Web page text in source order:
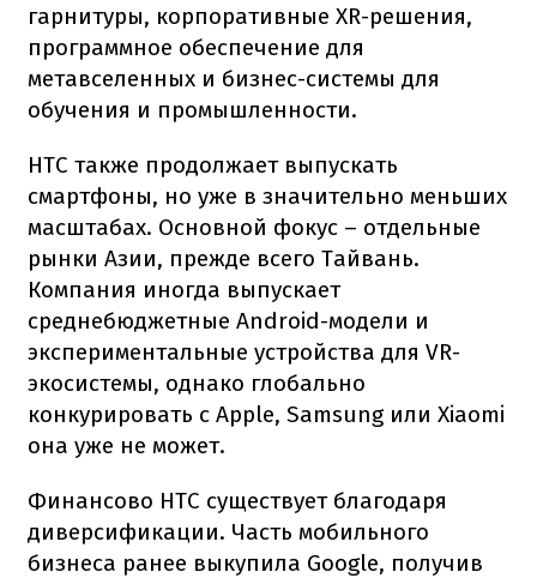
гарнитуры, корпоративные XR-решения,
программное обеспечение для
метавселенных и бизнес-системы для
обучения и промышленности.
HTC также продолжает выпускать
смартфоны, но уже в значительно меньших
масштабах. Основной фокус – отдельные
рынки Азии, прежде всего Тайвань.
Компания иногда выпускает
среднебюджетные Android-модели и
экспериментальные устройства для VR-
экосистемы, однако глобально
конкурировать с Apple, Samsung или Xiaomi
она уже не может.
Финансово HTC существует благодаря
диверсификации. Часть мобильного
бизнеса ранее выкупила Google, получив